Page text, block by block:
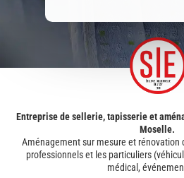
Entreprise de sellerie, tapisserie et
Moselle.
Aménagement sur mesure et rénovation
professionnels et les particuliers
médical,